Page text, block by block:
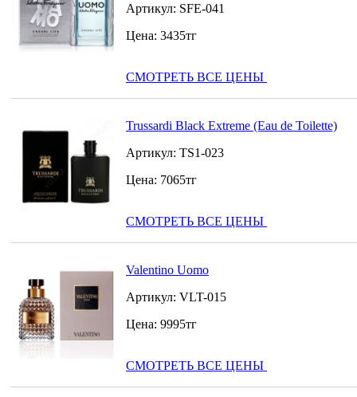
Артикул: SFE-041
Цена: 3435тг
СМОТРЕТЬ ВСЕ ЦЕНЫ
Trussardi Black Extreme (Eau de Toilette)
Артикул: TS1-023
Цена: 7065тг
СМОТРЕТЬ ВСЕ ЦЕНЫ
Valentino Uomo
Артикул: VLT-015
Цена: 9995тг
СМОТРЕТЬ ВСЕ ЦЕНЫ